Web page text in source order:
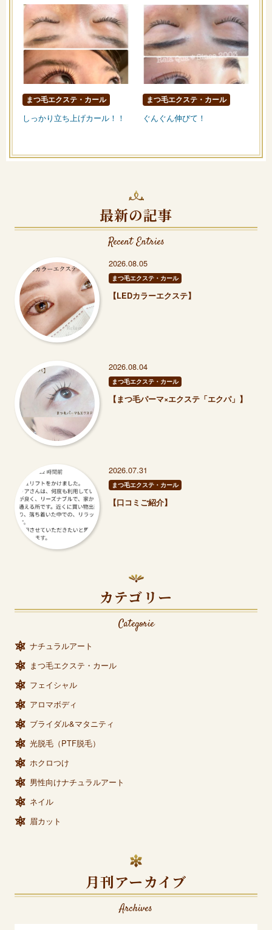
まつ毛エクステ・カール
しっかり立ち上げカール！！
まつ毛エクステ・カール
ぐんぐん伸びて！
最新の記事
Recent Entries
2026.08.05
まつ毛エクステ・カール
【LEDカラーエクステ】
2026.08.04
まつ毛エクステ・カール
【まつ毛パーマ×エクステ「エクパ」】
2026.07.31
まつ毛エクステ・カール
【口コミご紹介】
カテゴリー
Categorie
ナチュラルアート
まつ毛エクステ・カール
フェイシャル
アロマボディ
ブライダル&マタニティ
光脱毛（PTF脱毛）
ホクロつけ
男性向けナチュラルアート
ネイル
眉カット
月刊アーカイブ
Archives